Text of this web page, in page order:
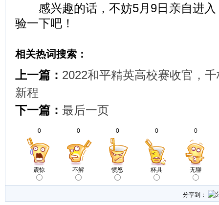
感兴趣的话，不妨5月9日亲自进入
验一下吧！
相关热词搜索：
上一篇： 2022和平精英高校赛收官，
新程
下一篇： 最后一页
0
震惊
0
不解
0
愤怒
0
杯具
0
无聊
分享到：